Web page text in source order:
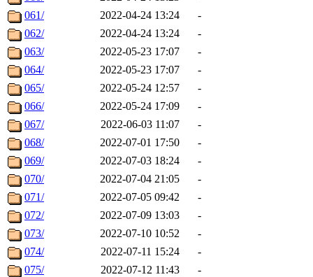
061/
2022-04-24 13:24
-
062/
2022-04-24 13:24
-
063/
2022-05-23 17:07
-
064/
2022-05-23 17:07
-
065/
2022-05-24 12:57
-
066/
2022-05-24 17:09
-
067/
2022-06-03 11:07
-
068/
2022-07-01 17:50
-
069/
2022-07-03 18:24
-
070/
2022-07-04 21:05
-
071/
2022-07-05 09:42
-
072/
2022-07-09 13:03
-
073/
2022-07-10 10:52
-
074/
2022-07-11 15:24
-
075/
2022-07-12 11:43
-